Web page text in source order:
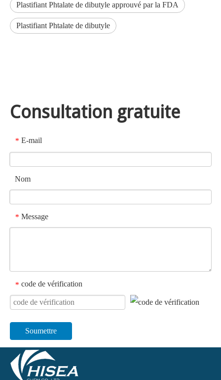
Plastifiant Phtalate de dibutyle approuvé par la FDA
Plastifiant Phtalate de dibutyle
Consultation gratuite
* E-mail
Nom
* Message
* code de vérification
Soumettre